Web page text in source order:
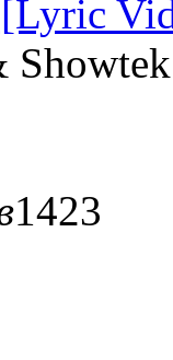
Showtek
1423